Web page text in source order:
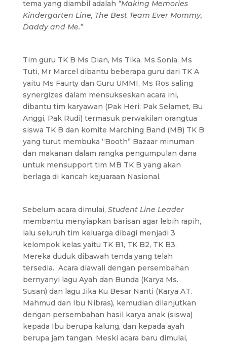
tema yang diambil adalah “Making Memories
Kindergarten Line, The Best Team Ever Mommy,
Daddy and Me.”
Tim guru TK B Ms Dian, Ms Tika, Ms Sonia, Ms
Tuti, Mr Marcel dibantu beberapa guru dari TK A
yaitu Ms Faurty dan Guru UMMI, Ms Ros saling
synergizes dalam mensukseskan acara ini,
dibantu tim karyawan (Pak Heri, Pak Selamet, Bu
Anggi, Pak Rudi) termasuk perwakilan orangtua
siswa TK B dan komite Marching Band (MB) TK B
yang turut membuka “Booth” Bazaar minuman
dan makanan dalam rangka pengumpulan dana
untuk mensupport tim MB TK B yang akan
berlaga di kancah kejuaraan Nasional.
Sebelum acara dimulai, Student Line Leader
membantu menyiapkan barisan agar lebih rapih,
lalu seluruh tim keluarga dibagi menjadi 3
kelompok kelas yaitu TK B1, TK B2, TK B3.
Mereka duduk dibawah tenda yang telah
tersedia. Acara diawali dengan persembahan
bernyanyi lagu Ayah dan Bunda (Karya Ms.
Susan) dan lagu Jika Ku Besar Nanti (Karya AT.
Mahmud dan Ibu Nibras), kemudian dilanjutkan
dengan persembahan hasil karya anak (siswa)
kepada Ibu berupa kalung, dan kepada ayah
berupa jam tangan. Meski acara baru dimulai,